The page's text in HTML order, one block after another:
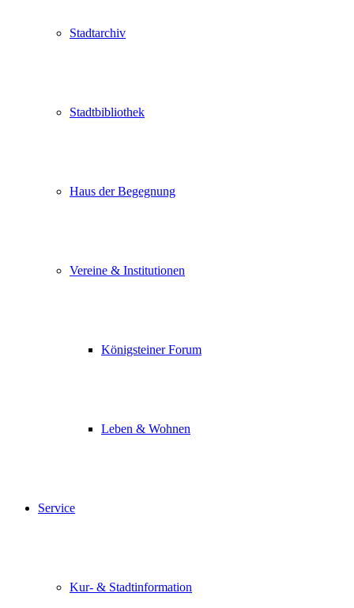
Stadtarchiv
Stadtbibliothek
Haus der Begegnung
Vereine & Institutionen
Königsteiner Forum
Leben & Wohnen
Service
Kur- & Stadtinformation